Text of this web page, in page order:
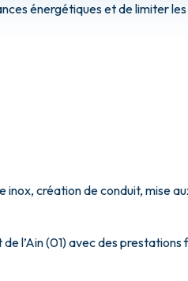
énergétiques et de limiter
création de conduit, mise
l’Ain (01) avec des